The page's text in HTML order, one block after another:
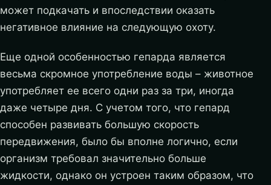
может подкачать и впоследствии оказать
негативное влияние на следующую охоту.
Еще одной особенностью гепарда является
весьма скромное употребление воды – животное
употребляет ее всего одни раз за три, иногда
даже четыре дня. С учетом того, что гепард
способен развивать большую скорость
передвижения, было бы вполне логично, если
организм требовал значительно больше
жидкости, однако он устроен таким образом, что